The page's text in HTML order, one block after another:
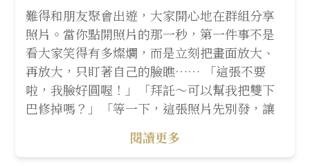
難得和朋友聚會出遊，大家開心地在群組分享
照片。當你點開照片的那一秒，第一件事不是
看大家笑得有多燦爛，而是立刻把畫面放大、
再放大，只盯著自己的臉瞧…… 「這張不要
啦，我臉好圓喔！」「拜託～可以幫我把雙下
巴修掉嗎？」「等一下，這張照片先別發，讓
閱讀更多